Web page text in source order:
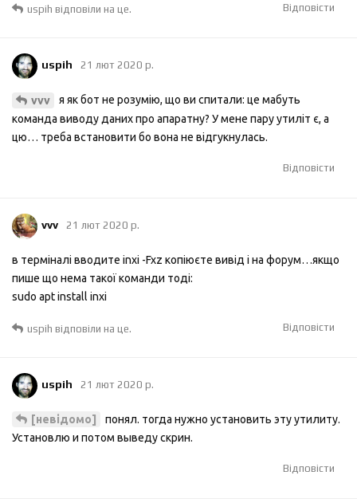
Відповісти
uspih відповіли на це.
uspih 21 лют 2020 р.
vvv
я як бот не розумію, що ви спитали: це мабуть
команда виводу даних про апаратну? У мене пару утиліт є, а
цю… треба встановити бо вона не відгукнулась.
Відповісти
vvv 21 лют 2020 р.
в терміналі вводите inxi -Fxz копіюєте вивід і на форум…якщо
пише що нема такої команди тоді:
sudo apt install inxi
Відповісти
uspih відповіли на це.
uspih 21 лют 2020 р.
[невідомо]
понял. тогда нужно установить эту утилиту.
Установлю и потом выведу скрин.
Відповісти